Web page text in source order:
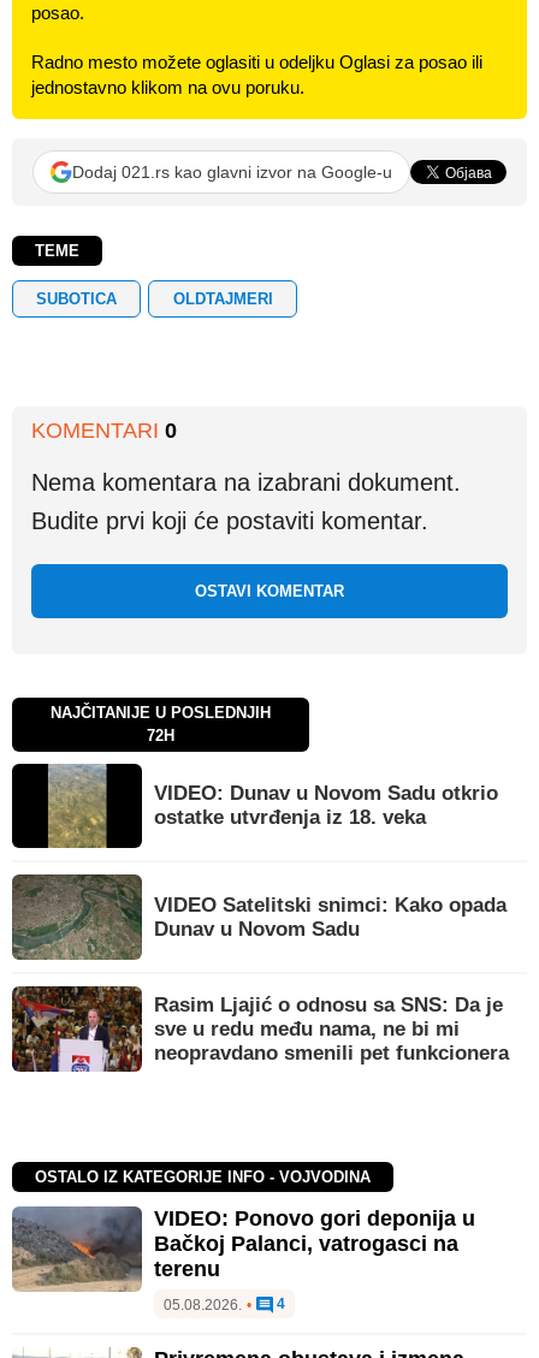
posao.
Radno mesto možete oglasiti u odeljku Oglasi za posao ili
jednostavno klikom na ovu poruku.
Dodaj 021.rs kao glavni izvor na Google-u
TEME
SUBOTICA OLDTAJMERI
KOMENTARI 0
Nema komentara na izabrani dokument.
Budite prvi koji će postaviti komentar.
OSTAVI KOMENTAR
NAJČITANIJE U POSLEDNJIH
72H
VIDEO: Dunav u Novom Sadu otkrio
ostatke utvrđenja iz 18. veka
VIDEO Satelitski snimci: Kako opada
Dunav u Novom Sadu
Rasim Ljajić o odnosu sa SNS: Da je
sve u redu među nama, ne bi mi
neopravdano smenili pet funkcionera
OSTALO IZ KATEGORIJE INFO - VOJVODINA
VIDEO: Ponovo gori deponija u
Bačkoj Palanci, vatrogasci na
terenu
05.08.2026. • 4